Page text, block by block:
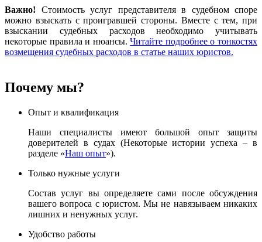
Важно! Стоимость услуг представителя в судебном споре
можно взыскать с проигравшей стороны. Вместе с тем, при
взыскании судебных расходов необходимо учитывать
некоторые правила и нюансы.Читайте подробнее о тонкостях
возмещения судебных расходов в статье наших юристов.
Почему мы?
Опыт и квалификация
Наши специалисты имеют большой опыт защиты
доверителей в судах (Некоторые истории успеха – в
разделе «Наш опыт»).
Только нужные услуги
Состав услуг вы определяете сами после обсуждения
вашего вопроса с юристом. Мы не навязываем никаких
лишних и ненужных услуг.
Удобство работы